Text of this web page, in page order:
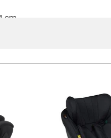
cm
oss, men vil bli bestilt
hos Mimmis er en til tre